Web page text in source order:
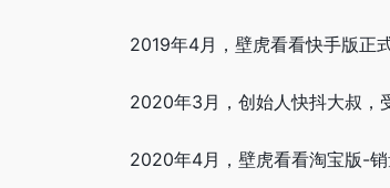
2019年4月，壁虎看看快手版正式
2020年3月，创始人快抖大叔，
2020年4月，壁虎看看淘宝版-销